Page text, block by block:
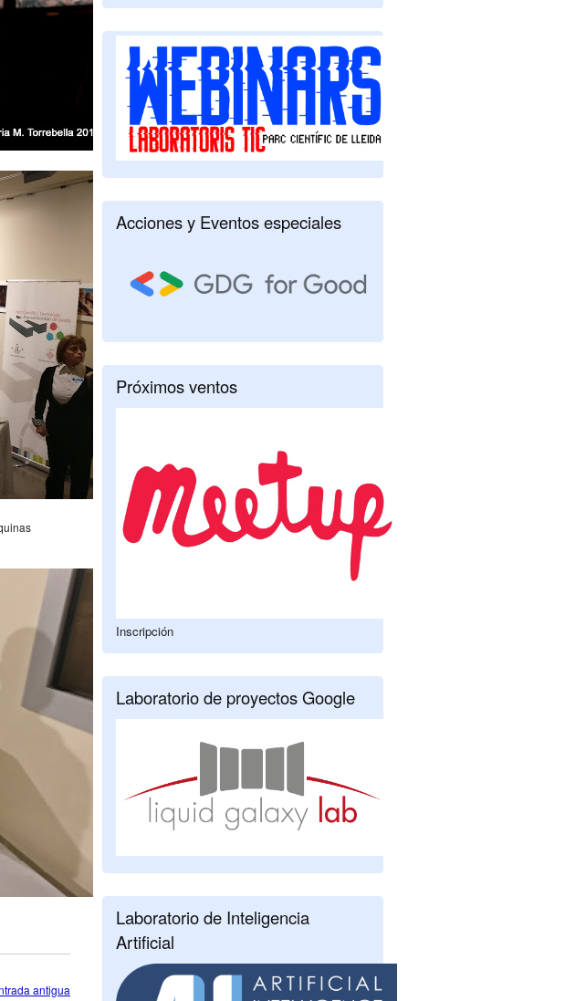
antigua
Acciones y Eventos especiales
Próximos ventos
Inscripción
Laboratorio de proyectos Google
Laboratorio de Inteligencia
Artificial